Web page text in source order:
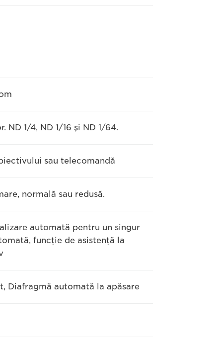
1/4, ND 1/16 şi ND 1/64.
sau telecomandă
normală sau redusă.
automată pentru un singur
funcţie de asistenţă la
Diafragmă automată la apăsare